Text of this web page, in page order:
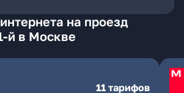
на проезд
й в Москве
11 тарифов